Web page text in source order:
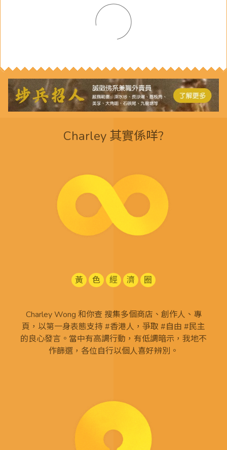
Charley 其實係咩?
黃 色 經 濟 圈
Charley Wong 和你查 搜集多個商店、創作人、專
頁，以第一身表態支持 #香港人，爭取 #自由 #民主
的良心發言。當中有高調行動，有低調暗示，我地不
作篩選，各位自行以個人喜好辨別。